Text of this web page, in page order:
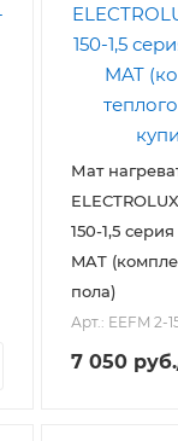
Мат
150-1,5
MAT
пола)
Арт.: EEFM 2-
7 050 руб.